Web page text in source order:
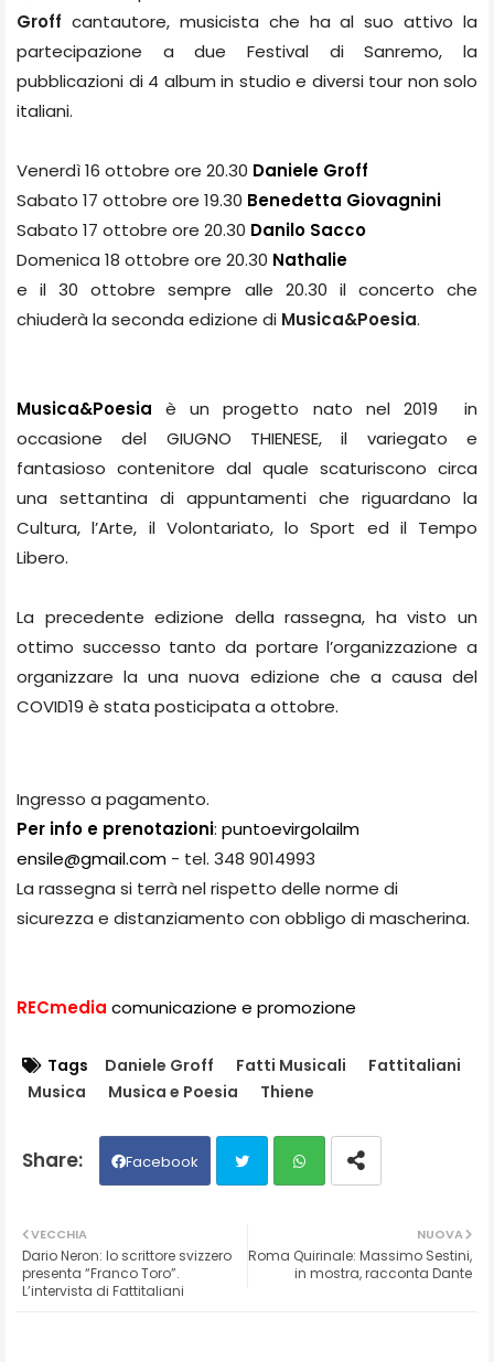
Groff cantautore, musicista che ha al suo attivo la
partecipazione a due Festival di Sanremo, la
pubblicazioni di 4 album in studio e diversi tour non solo
italiani.
Venerdì 16 ottobre ore 20.30 Daniele Groff
Sabato 17 ottobre ore 19.30 Benedetta Giovagnini
Sabato 17 ottobre ore 20.30 Danilo Sacco
Domenica 18 ottobre ore 20.30 Nathalie
e il 30 ottobre sempre alle 20.30 il concerto che
chiuderà la seconda edizione di Musica&Poesia.
Musica&Poesia è un progetto nato nel 2019 in
occasione del GIUGNO THIENESE, il variegato e
fantasioso contenitore dal quale scaturiscono circa
una settantina di appuntamenti che riguardano la
Cultura, l’Arte, il Volontariato, lo Sport ed il Tempo
Libero.
La precedente edizione della rassegna, ha visto un
ottimo successo tanto da portare l’organizzazione a
organizzare la una nuova edizione che a causa del
COVID19 è stata posticipata a ottobre.
Ingresso a pagamento.
Per info e prenotazioni: puntoevirgolailm
ensile@gmail.com - tel. 348 9014993
La rassegna si terrà nel rispetto delle norme di
sicurezza e distanziamento con obbligo di mascherina.
RECmedia comunicazione e promozione
Tags Daniele Groff Fatti Musicali
Fattitaliani
Musica
Musica e Poesia Thiene
Facebook
ter ats
NUOVA
Roma Quirinale: Massimo Sestini,
in mostra, racconta Dante
VECCHIA
Dario Neron: lo scrittore svizzero
presenta “Franco Toro”.
L’intervista di Fattitaliani